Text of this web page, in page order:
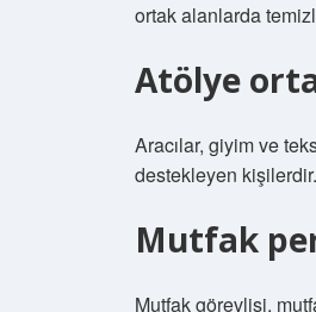
ortak alanlarda
Atölye
Aracılar, giyim ve
destekleyen
Mutfak
Mutfak görevlisi,